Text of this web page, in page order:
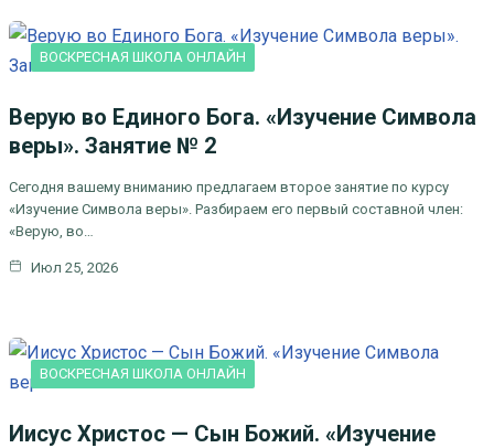
ВОСКРЕСНАЯ ШКОЛА ОНЛАЙН
Верую во Единого Бога. «Изучение Символа
веры». Занятие № 2
Сегодня вашему вниманию предлагаем второе занятие по курсу
«Изучение Символа веры». Разбираем его первый составной член:
«Верую, во…
Июл 25, 2026
ВОСКРЕСНАЯ ШКОЛА ОНЛАЙН
Иисус Христос — Сын Божий. «Изучение